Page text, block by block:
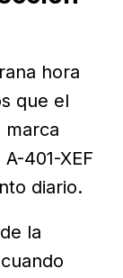
hora
que el
marca
401-XEF
diario.
la